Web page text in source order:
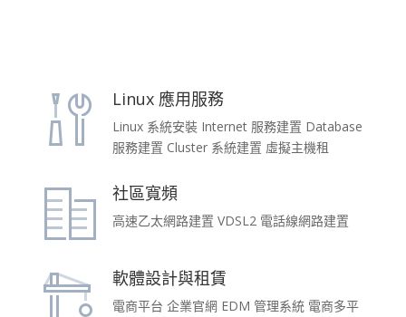
Linux 應用服務
Linux 系統安裝 Internet 服務建置 Database
服務建置 Cluster 系統建置 虛擬主機租
社區寬頻
高速乙太網路建置 VDSL2 電話線網路建置
軟體設計與租賃
電商平台 企業官網 EDM 管理系統 電商多平